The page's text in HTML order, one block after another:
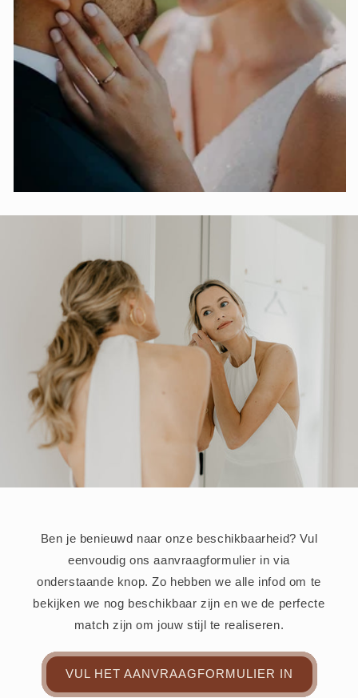
Ben je benieuwd naar onze beschikbaarheid? Vul
eenvoudig ons aanvraagformulier in via
onderstaande knop. Zo hebben we alle infod om te
bekijken we nog beschikbaar zijn en we de perfecte
match zijn om jouw stijl te realiseren.
VUL HET AANVRAAGFORMULIER IN